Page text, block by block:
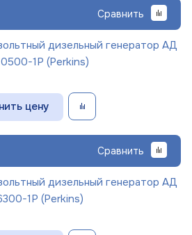
Сравнить
дизельный генератор АД
1Р (Perkins)
цену
Сравнить
дизельный генератор АД
1Р (Perkins)